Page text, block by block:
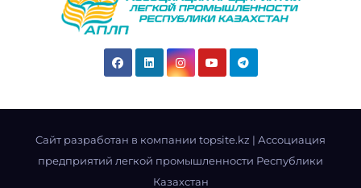
Cайт разработан в компании topsite.kz | Ассоциация
предприятий легкой промышленности Республики
Казахстан